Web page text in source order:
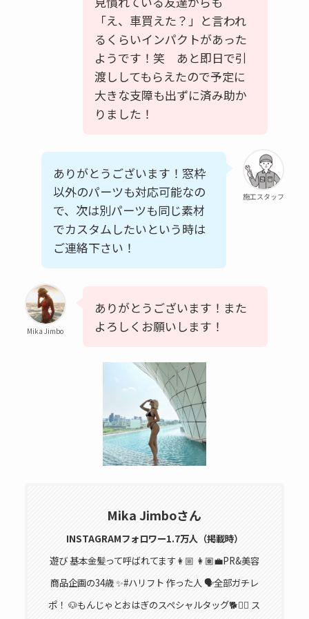
「え、車買えた？」と言われ
るくらいインパクトがあった
ようです！笑 あと即日で引
渡ししてもらえたので予定に
大きな支障も出ずに済み助か
りました！
施工スタッフ
ありがとうございます！窓枠
以外のパーツも対応可能なの
で、次は別パーツも同じ素材
でカスタムしたいという時は
ご連絡下さい！
Mika Jimbo
ありがとうございます！また
よろしくお願いします！
Mika Jimboさん
INSTAGRAMフォロワー1.7万人（掲載時）
遊び 基本金髪って呼ばれてます👩🏼 👩🏽‍💼PR&美容
商品企画の34歳 ✨#ハリフト 作った人 🗣全部ガチレ
ポ！ 🐶もんじゃとおはぎのスペシャルタッグ🐕🐕‍🦺 ス